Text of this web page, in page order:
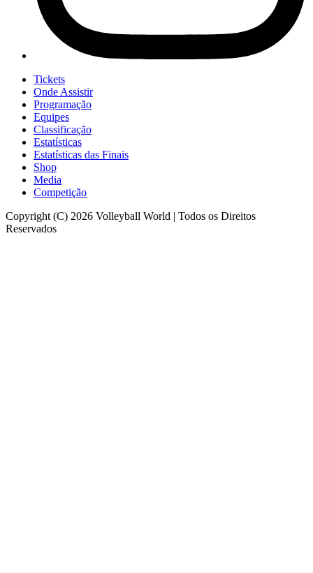
Tickets
Onde Assistir
Programação
Equipes
Classificação
Estatísticas
Estatísticas das Finais
Shop
Media
Competição
Copyright (C) 2026 Volleyball World | Todos os Direitos
Reservados